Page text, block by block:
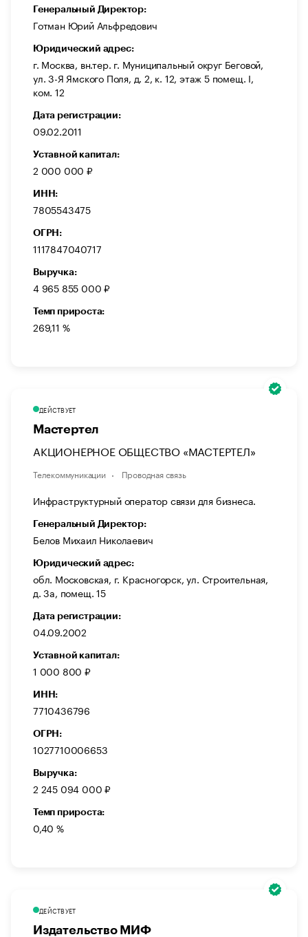
Генеральный Директор:
Готман Юрий Альфредович
Юридический адрес:
г. Москва, вн.тер. г. Муниципальный округ Беговой,
ул. 3-Я Ямского Поля, д. 2, к. 12, этаж 5 помещ. I,
ком. 12
Дата регистрации:
09.02.2011
Уставной капитал:
2 000 000 ₽
ИНН:
7805543475
ОГРН:
1117847040717
Выручка:
4 965 855 000 ₽
Темп прироста:
269,11 %
ДЕЙСТВУЕТ
Мастертел
АКЦИОНЕРНОЕ ОБЩЕСТВО «МАСТЕРТЕЛ»
Телекоммуникации Проводная связь
Инфраструктурный оператор связи для бизнеса.
Генеральный Директор:
Белов Михаил Николаевич
Юридический адрес:
обл. Московская, г. Красногорск, ул. Строительная,
д. 3а, помещ. 15
Дата регистрации:
04.09.2002
Уставной капитал:
1 000 800 ₽
ИНН:
7710436796
ОГРН:
1027710006653
Выручка:
2 245 094 000 ₽
Темп прироста:
0,40 %
ДЕЙСТВУЕТ
Издательство МИФ